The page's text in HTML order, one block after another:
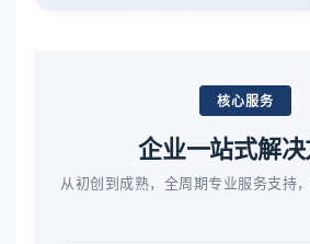
核心服务
企业一站式解
从初创到成熟，全周期专业服务支持